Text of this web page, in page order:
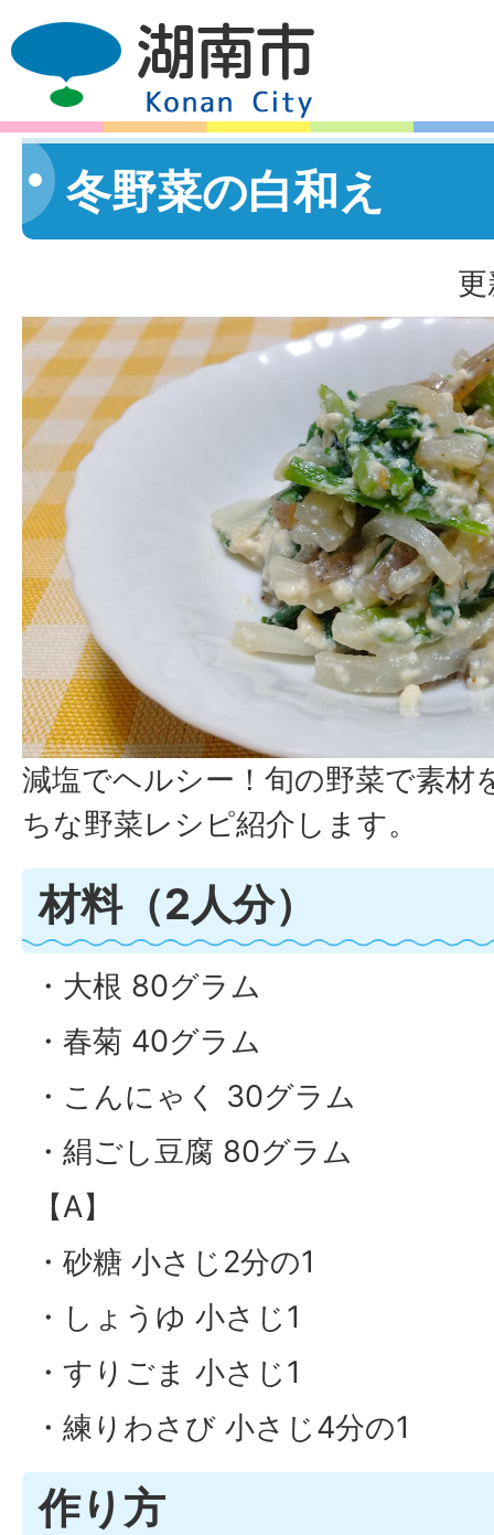
冬野菜の白和え
減塩でヘルシー！旬の野菜で素材
ちな野菜レシピ紹介します。
材料（2人分）
・大根 80グラム
・春菊 40グラム
・こんにゃく 30グラム
・絹ごし豆腐 80グラム
【A】
・砂糖 小さじ2分の1
・しょうゆ 小さじ1
・すりごま 小さじ1
・練りわさび 小さじ4分の1
作り方